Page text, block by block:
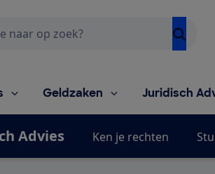
Geldzaken Juridisch
Advies Ken je rechten